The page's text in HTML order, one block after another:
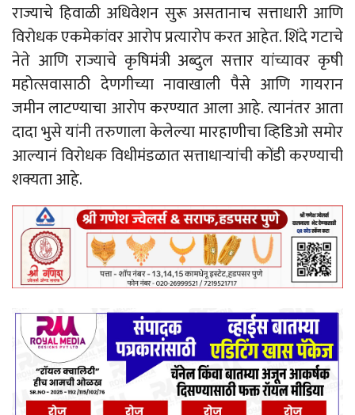
राज्याचे हिवाळी अधिवेशन सुरू असतानाच सत्ताधारी आणि
विरोधक एकमेकांवर आरोप प्रत्यारोप करत आहेत. शिंदे गटाचे
नेते आणि राज्याचे कृषिमंत्री अब्दुल सत्तार यांच्यावर कृषी
महोत्सवासाठी देणगीच्या नावाखाली पैसे आणि गायरान
जमीन लाटण्याचा आरोप करण्यात आला आहे. त्यानंतर आता
दादा भुसे यांनी तरुणाला केलेल्या मारहाणीचा व्हिडिओ समोर
आल्यानं विरोधक विधीमंडळात सत्ताधाऱ्यांची कोंडी करण्याची
शक्यता आहे.